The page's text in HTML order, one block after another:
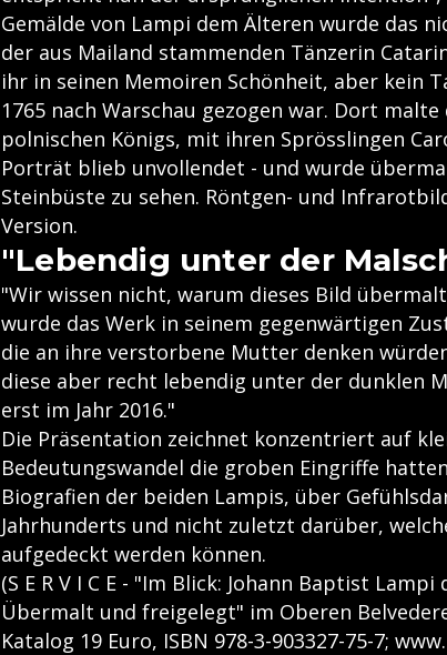
Gemälde von Lampi dem Älteren wurde das
der aus Mailand stammenden Tänzerin
ihr in seinen Memoiren Schönheit, aber kein
1765 nach Warschau gezogen war. Dort
polnischen Königs, mit ihren Sprösslingen
Porträt blieb unvollendet - und wurde
Steinbüste zu sehen. Röntgen- und
Version.
"Lebendig unter der
"Wir wissen nicht, warum dieses Bild
wurde das Werk in seinem gegenwärtigen
die an ihre verstorbene Mutter denken
diese aber recht lebendig unter der dunklen
erst im Jahr 2016."
Die Präsentation zeichnet konzentriert auf
Bedeutungswandel die groben Eingriffe
Biografien der beiden Lampis, über
Jahrhunderts und nicht zuletzt darüber,
aufgedeckt werden können.
(S E R V I C E - "Im Blick: Johann Baptist
Übermalt und freigelegt" im Oberen
Katalog 19 Euro, ISBN 978-3-903327-75-7;